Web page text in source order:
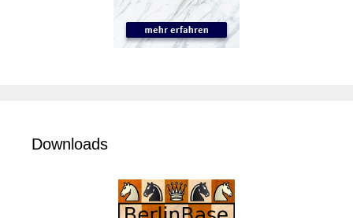
Downloads